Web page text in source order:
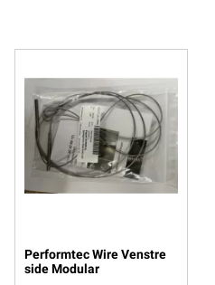
Performtec Wire Venstre
side Modular